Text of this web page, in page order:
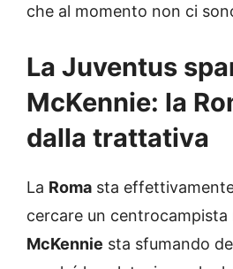
che al momento non ci
La Juventus
McKennie: la
dalla trattativa
La Roma sta
cercare un centrocampista
McKennie sta sfumando